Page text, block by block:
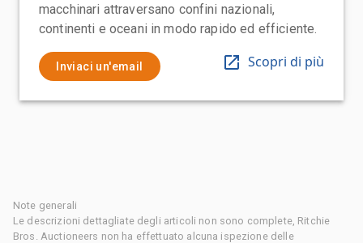
macchinari attraversano confini nazionali,
continenti e oceani in modo rapido ed efficiente.
Inviaci un'email Scopri di più
Note generali
Le descrizioni dettagliate degli articoli non sono complete, Ritchie
Bros. Auctioneers non ha effettuato alcuna ispezione delle